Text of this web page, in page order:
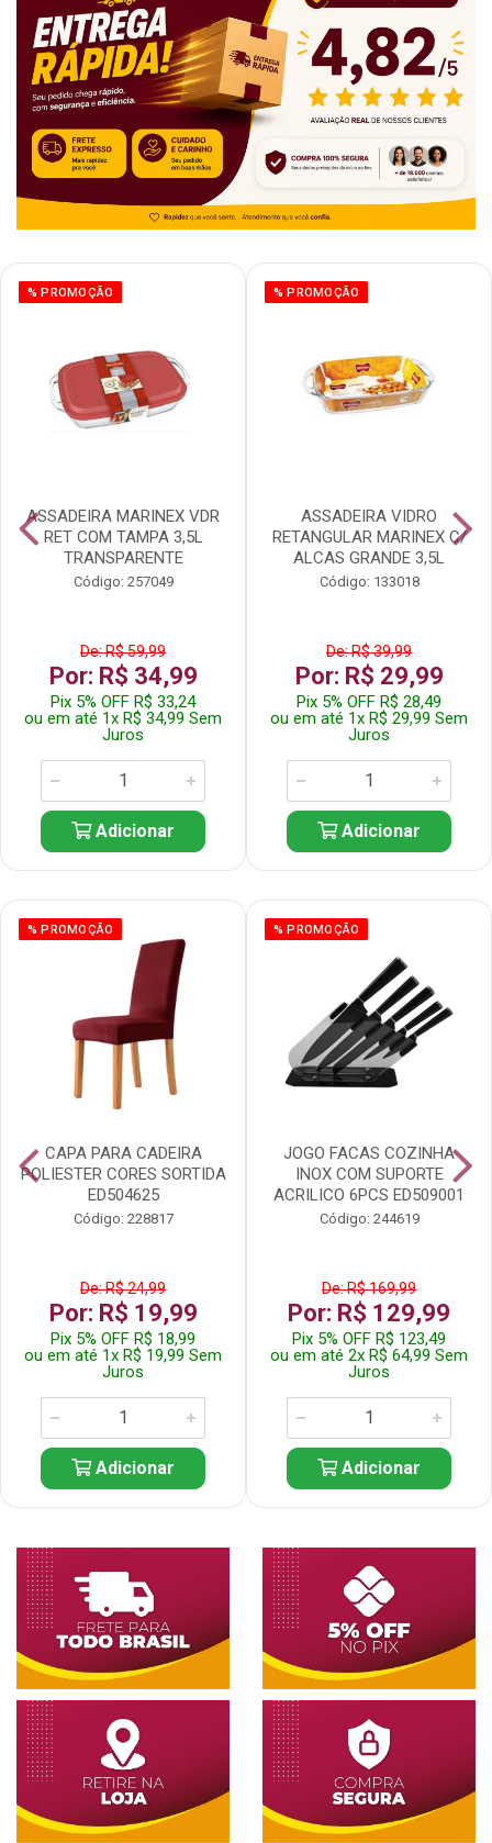
% PROMOÇÃO
ASSADEIRA MARINEX VDR
RET COM TAMPA 3,5L
TRANSPARENTE
Código: 257049
De: R$ 59,99
Por: R$ 34,99
Pix 5% OFF R$ 33,24
ou em até 1x R$ 34,99 Sem
Juros
Adicionar
% PROMOÇÃO
ASSADEIRA VIDRO
RETANGULAR MARINEX C/
ALCAS GRANDE 3,5L
Código: 133018
De: R$ 39,99
Por: R$ 29,99
Pix 5% OFF R$ 28,49
ou em até 1x R$ 29,99 Sem
Juros
Adicionar
% PROMOÇÃO
CAPA PARA CADEIRA
POLIESTER CORES SORTIDA
ED504625
Código: 228817
De: R$ 24,99
Por: R$ 19,99
Pix 5% OFF R$ 18,99
ou em até 1x R$ 19,99 Sem
Juros
Adicionar
% PROMOÇÃO
JOGO FACAS COZINHA
INOX COM SUPORTE
ACRILICO 6PCS ED509001
Código: 244619
De: R$ 169,99
Por: R$ 129,99
Pix 5% OFF R$ 123,49
ou em até 2x R$ 64,99 Sem
Juros
Adicionar